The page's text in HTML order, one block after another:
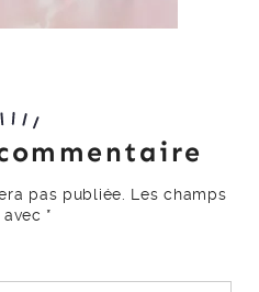
pas publiée.
Les champs
*